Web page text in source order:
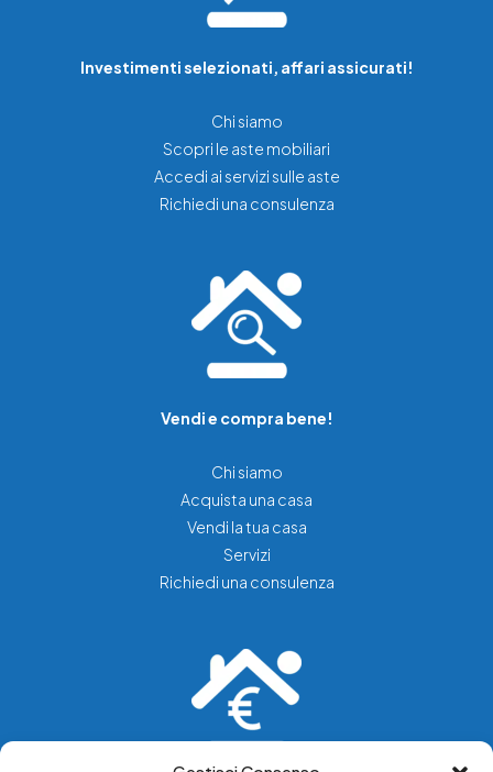
Investimenti selezionati, affari assicurati!
Chi siamo
Scopri le aste mobiliari
Accedi ai servizi sulle aste
Richiedi una consulenza
Vendi e compra bene!
Chi siamo
Acquista una casa
Vendi la tua casa
Servizi
Richiedi una consulenza